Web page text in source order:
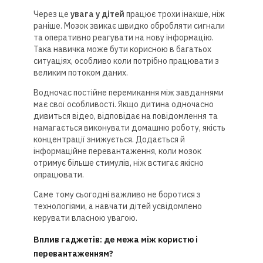
Через це увага у дітей працює трохи інакше, ніж
раніше. Мозок звикає швидко обробляти сигнали
та оперативно реагувати на нову інформацію.
Така навичка може бути корисною в багатьох
ситуаціях, особливо коли потрібно працювати з
великим потоком даних.
Водночас постійне перемикання між завданнями
має свої особливості. Якщо дитина одночасно
дивиться відео, відповідає на повідомлення та
намагається виконувати домашню роботу, якість
концентрації знижується. Додається й
інформаційне перевантаження, коли мозок
отримує більше стимулів, ніж встигає якісно
опрацювати.
Саме тому сьогодні важливо не боротися з
технологіями, а навчати дітей усвідомлено
керувати власною увагою.
Вплив гаджетів: де межа між користю і
перевантаженням?